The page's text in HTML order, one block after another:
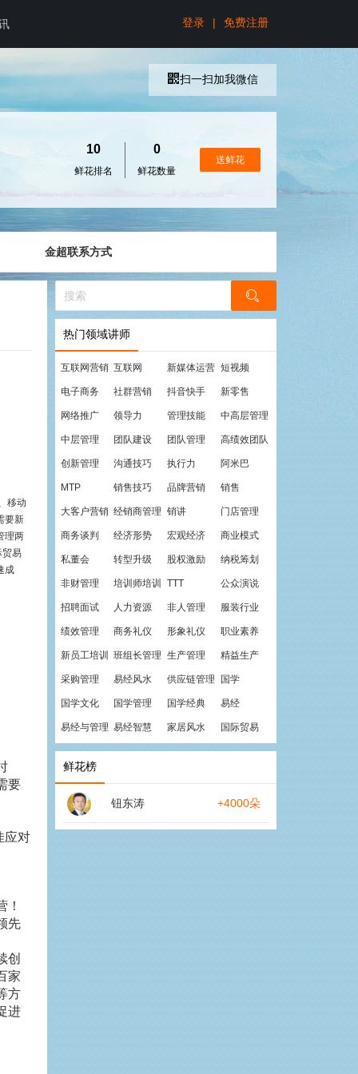
登录 | 免费注册
10
鲜花排名
0
鲜花数量
送鲜花
扫一扫加我微信
金超联系方式
移动
要新
理两
贸易
成
要
应对
！
先
创
家
方
进
热门领域讲师
互联网营销 互联网 新媒体运营 短视频
电子商务 社群营销 抖音快手 新零售
网络推广 领导力 管理技能 中高层管理
中层管理 团队建设 团队管理 高绩效团队
创新管理 沟通技巧 执行力 阿米巴
MTP 销售技巧 品牌营销 销售
大客户营销 经销商管理 销讲 门店管理
商务谈判 经济形势 宏观经济 商业模式
私董会 转型升级 股权激励 纳税筹划
非财管理 培训师培训 TTT 公众演说
招聘面试 人力资源 非人管理 服装行业
绩效管理 商务礼仪 形象礼仪 职业素养
新员工培训 班组长管理 生产管理 精益生产
采购管理 易经风水 供应链管理 国学
国学文化 国学管理 国学经典 易经
易经与管理 易经智慧 家居风水 国际贸易
鲜花榜
钮东涛 +4000朵